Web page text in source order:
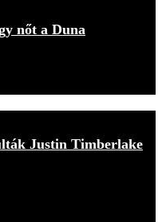
nőt a Duna
Justin Timberlake